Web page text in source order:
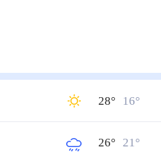
28° 16°
26° 21°